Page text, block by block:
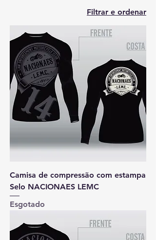
Filtrar e ordenar
Camisa de compressão com estampa
Selo NACIONAES LEMC
Esgotado